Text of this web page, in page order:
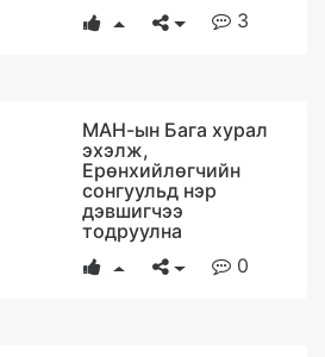
3
МАН-ын Бага хурал
эхэлж,
Ерөнхийлөгчийн
сонгуульд нэр
дэвшигчээ
тодруулна
0